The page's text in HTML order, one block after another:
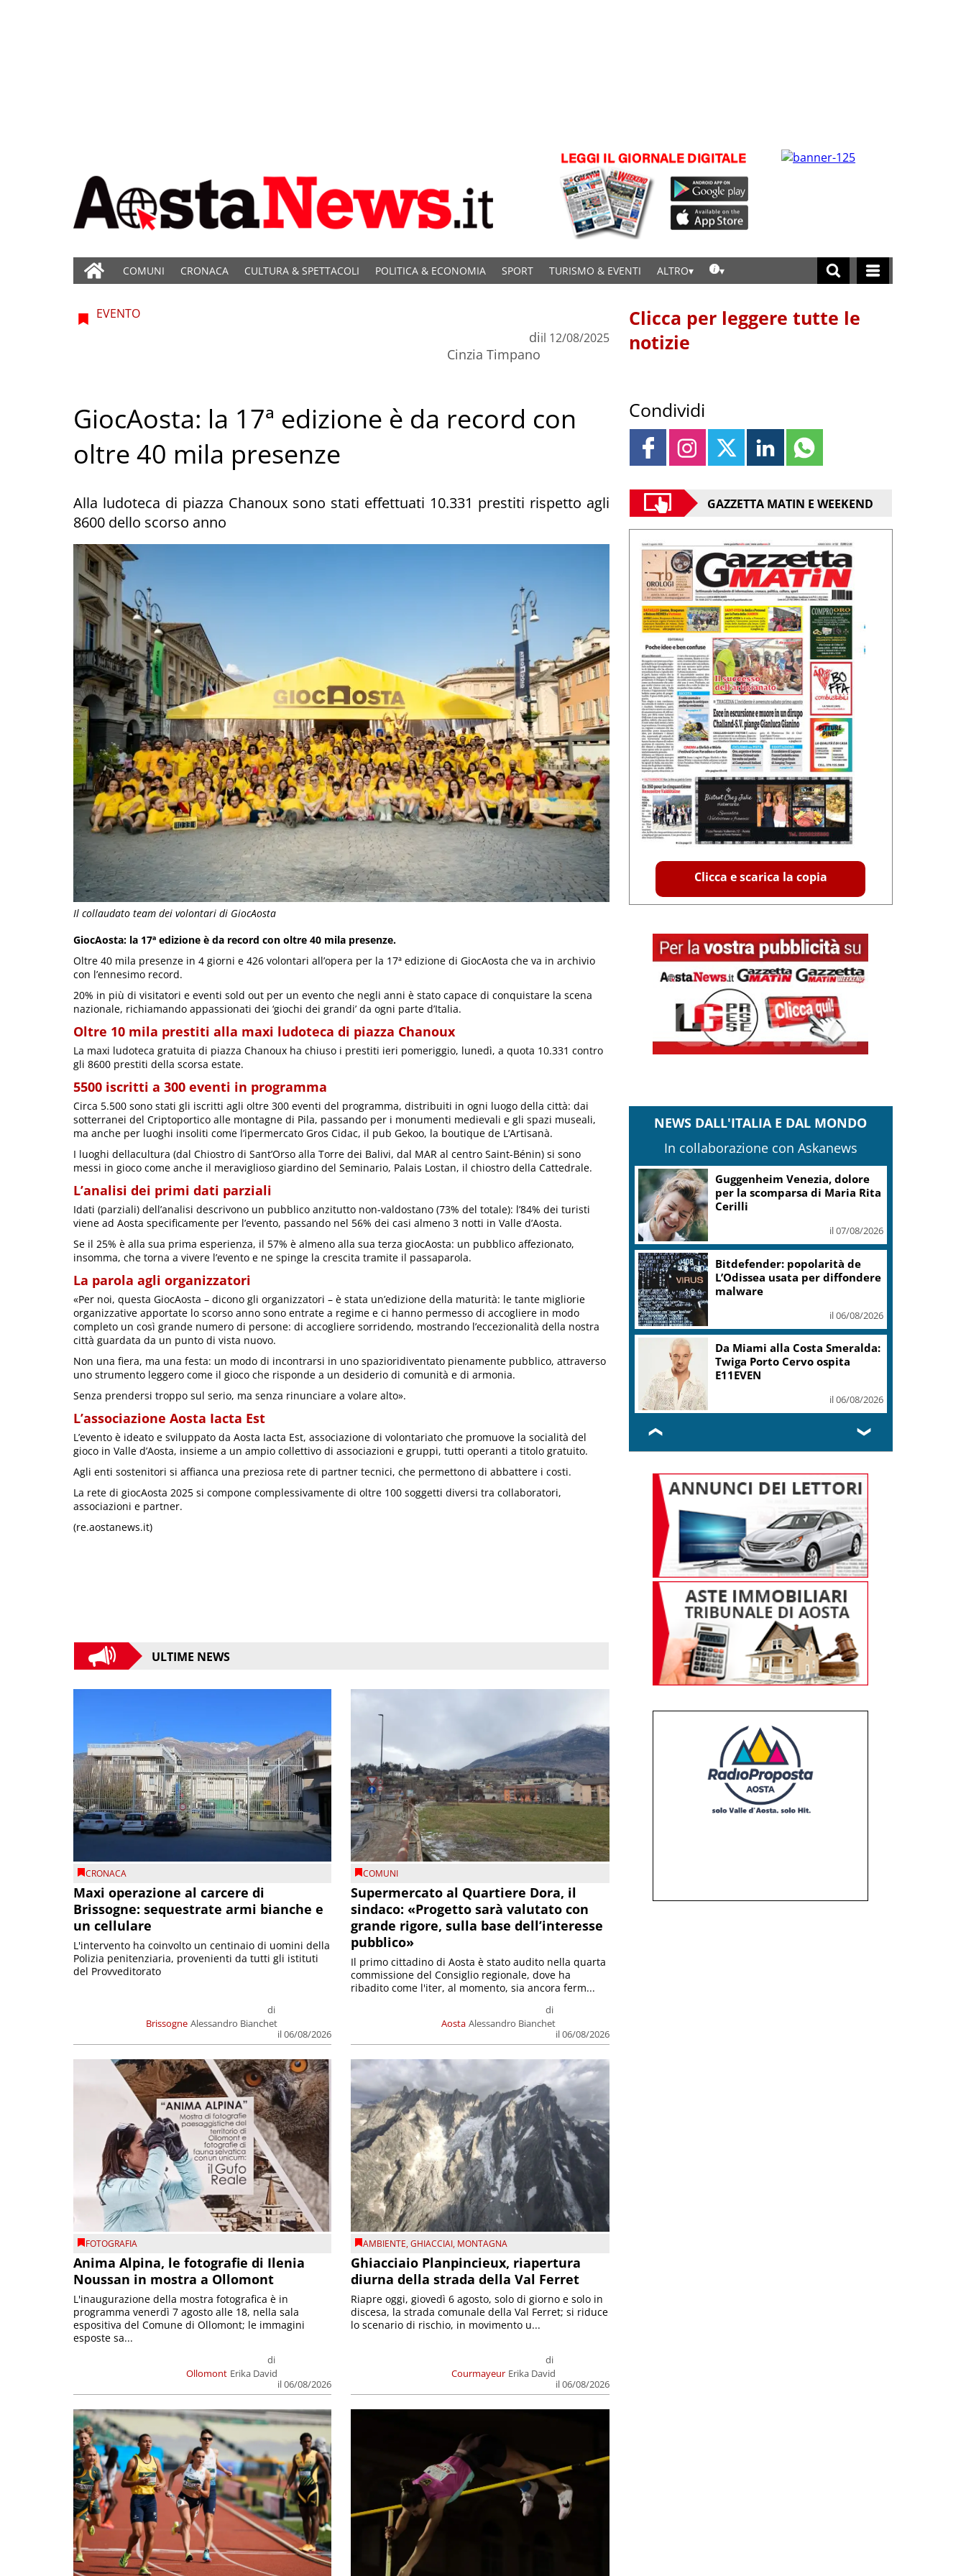
COMUNI CRONACA CULTURA & SPETTACOLI POLITICA & ECONOMIA SPORT TURISMO & EVENTI ALTRO
Il collaudato team dei volontari di GiocAosta
EVENTO
di
Cinzia Timpano
il 12/08/2025
GiocAosta: la 17ª edizione è da record con
oltre 40 mila presenze
Alla ludoteca di piazza Chanoux sono stati effettuati 10.331 prestiti rispetto agli
8600 dello scorso anno
GiocAosta: la 17ª edizione è da record con oltre 40 mila presenze.
Oltre 40 mila presenze in 4 giorni e 426 volontari all’opera per la 17ª edizione di GiocAosta che va in archivio
con l’ennesimo record.
20% in più di visitatori e eventi sold out per un evento che negli anni è stato capace di conquistare la scena
nazionale, richiamando appassionati dei ‘giochi dei grandi’ da ogni parte d’Italia.
Oltre 10 mila prestiti alla maxi ludoteca di piazza Chanoux
La maxi ludoteca gratuita di piazza Chanoux ha chiuso i prestiti ieri pomeriggio, lunedì, a quota 10.331 contro
gli 8600 prestiti della scorsa estate.
5500 iscritti a 300 eventi in programma
Circa 5.500 sono stati gli iscritti agli oltre 300 eventi del programma, distribuiti in ogni luogo della città: dai
sotterranei del Criptoportico alle montagne di Pila, passando per i monumenti medievali e gli spazi museali,
ma anche per luoghi insoliti come l’ipermercato Gros Cidac, il pub Gekoo, la boutique de L’Artisanà.
I luoghi dellacultura (dal Chiostro di Sant’Orso alla Torre dei Balivi, dal MAR al centro Saint-Bénin) si sono
messi in gioco come anche il meraviglioso giardino del Seminario, Palais Lostan, il chiostro della Cattedrale.
L’analisi dei primi dati parziali
Idati (parziali) dell’analisi descrivono un pubblico anzitutto non-valdostano (73% del totale): l’84% dei turisti
viene ad Aosta specificamente per l’evento, passando nel 56% dei casi almeno 3 notti in Valle d’Aosta.
Se il 25% è alla sua prima esperienza, il 57% è almeno alla sua terza giocAosta: un pubblico affezionato,
insomma, che torna a vivere l’evento e ne spinge la crescita tramite il passaparola.
La parola agli organizzatori
«Per noi, questa GiocAosta – dicono gli organizzatori – è stata un’edizione della maturità: le tante migliorie
organizzative apportate lo scorso anno sono entrate a regime e ci hanno permesso di accogliere in modo
completo un così grande numero di persone: di accogliere sorridendo, mostrando l’eccezionalità della nostra
città guardata da un punto di vista nuovo.
Non una fiera, ma una festa: un modo di incontrarsi in uno spazioridiventato pienamente pubblico, attraverso
uno strumento leggero come il gioco che risponde a un desiderio di comunità e di armonia.
Senza prendersi troppo sul serio, ma senza rinunciare a volare alto».
L’associazione Aosta Iacta Est
L’evento è ideato e sviluppato da Aosta Iacta Est, associazione di volontariato che promuove la socialità del
gioco in Valle d’Aosta, insieme a un ampio collettivo di associazioni e gruppi, tutti operanti a titolo gratuito.
Agli enti sostenitori si affianca una preziosa rete di partner tecnici, che permettono di abbattere i costi.
La rete di giocAosta 2025 si compone complessivamente di oltre 100 soggetti diversi tra collaboratori,
associazioni e partner.
(re.aostanews.it)
ULTIME NEWS
CRONACA
Maxi operazione al carcere di
Brissogne: sequestrate armi bianche e
un cellulare
Brissogne
di
Alessandro Bianchet
il 06/08/2026
L'intervento ha coinvolto un centinaio di uomini della
Polizia penitenziaria, provenienti da tutti gli istituti
del Provveditorato
COMUNI
Supermercato al Quartiere Dora, il
sindaco: «Progetto sarà valutato con
grande rigore, sulla base dell’interesse
pubblico»
Aosta
di
Alessandro Bianchet
il 06/08/2026
Il primo cittadino di Aosta è stato audito nella quarta
commissione del Consiglio regionale, dove ha
ribadito come l'iter, al momento, sia ancora ferm...
FOTOGRAFIA
Anima Alpina, le fotografie di Ilenia
Noussan in mostra a Ollomont
Ollomont
di
Erika David
il 06/08/2026
L'inaugurazione della mostra fotografica è in
programma venerdì 7 agosto alle 18, nella sala
espositiva del Comune di Ollomont; le immagini
esposte sa...
AMBIENTE,GHIACCIAI, MONTAGNA
Ghiacciaio Planpincieux, riapertura
diurna della strada della Val Ferret
Courmayeur
di
Erika David
il 06/08/2026
Riapre oggi, giovedì 6 agosto, solo di giorno e solo in
discesa, la strada comunale della Val Ferret; si riduce
lo scenario di rischio, in movimento u...
Clicca per leggere tutte le
notizie
Condividi
GAZZETTA MATIN E WEEKEND
Clicca e scarica la copia
NEWS DALL'ITALIA E DAL MONDO
In collaborazione con Askanews
Guggenheim Venezia, dolore
per la scomparsa di Maria Rita
Cerilli
il 07/08/2026
Bitdefender: popolarità de
L’Odissea usata per diffondere
malware
il 06/08/2026
Da Miami alla Costa Smeralda:
Twiga Porto Cervo ospita
E11EVEN
il 06/08/2026
❮ ❯